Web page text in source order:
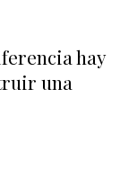
hay
una